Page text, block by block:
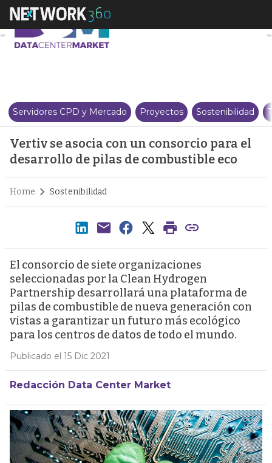
Vertiv se asocia con un
Servidores CPD y Mercado Proyectos Sostenibilidad
Vertiv se asocia con un consorcio para el
desarrollo de pilas de combustible eco
Home Sostenibilidad
El consorcio de siete organizaciones
seleccionadas por la Clean Hydrogen
Partnership desarrollará una plataforma de
pilas de combustible de nueva generación con
vistas a garantizar un futuro más ecológico
para los centros de datos de todo el mundo.
Publicado el 15 Dic 2021
Redacción Data Center Market